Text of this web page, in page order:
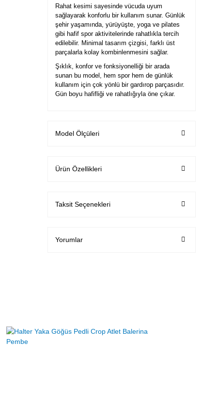
Rahat kesimi sayesinde vücuda uyum
sağlayarak konforlu bir kullanım sunar. Günlük
şehir yaşamında, yürüyüşte, yoga ve pilates
gibi hafif spor aktivitelerinde rahatlıkla tercih
edilebilir. Minimal tasarım çizgisi, farklı üst
parçalarla kolay kombinlenmesini sağlar.
Şıklık, konfor ve fonksiyonelliği bir arada
sunan bu model, hem spor hem de günlük
kullanım için çok yönlü bir gardırop parçasıdır.
Gün boyu hafifliği ve rahatlığıyla öne çıkar.
Model Ölçüleri
Ürün Özellikleri
Taksit Seçenekleri
Yorumlar